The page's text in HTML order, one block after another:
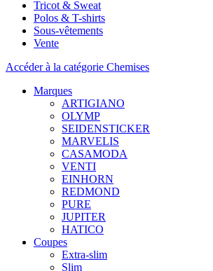
Tricot & Sweat
Polos & T-shirts
Sous-vêtements
Vente
Accéder à la catégorie Chemises
Marques
ARTIGIANO
OLYMP
SEIDENSTICKER
MARVELIS
CASAMODA
VENTI
EINHORN
REDMOND
PURE
JUPITER
HATICO
Coupes
Extra-slim
Slim